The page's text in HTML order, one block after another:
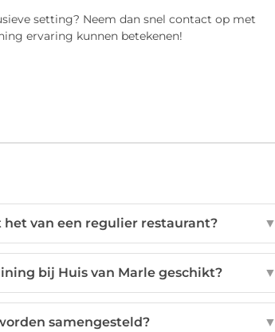
setting? Neem dan snel contact op met
ervaring kunnen betekenen!
van een regulier restaurant? ▼
bij Huis van Marle geschikt? ▼
samengesteld? ▼